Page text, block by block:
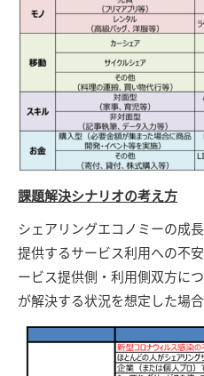
課題解決シナリオの考え方
シェアリングエコノミーの成
提供するサービス利用への不
ービス提供側・利用側双方に
が解決する状況を想定した場